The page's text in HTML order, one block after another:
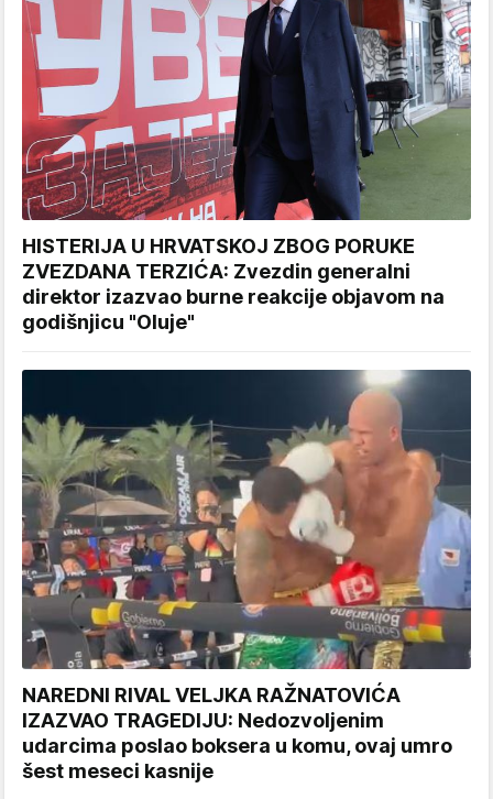
HISTERIJA U HRVATSKOJ ZBOG PORUKE
ZVEZDANA TERZIĆA: Zvezdin generalni
direktor izazvao burne reakcije objavom na
godišnjicu "Oluje"
NAREDNI RIVAL VELJKA RAŽNATOVIĆA
IZAZVAO TRAGEDIJU: Nedozvoljenim
udarcima poslao boksera u komu, ovaj umro
šest meseci kasnije